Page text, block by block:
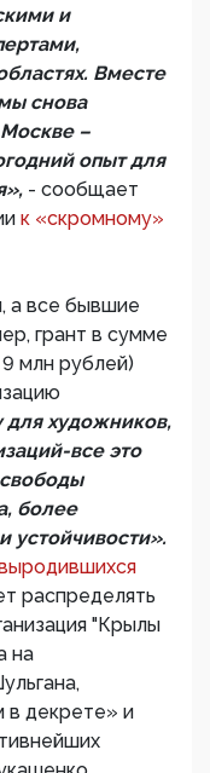
и
Вместе
снова
–
опыт для
- сообщает
к «скромному»
а все бывшие
грант в сумме
млн рублей)
для художников,
все это
более
устойчивости».
распределять
"Крылы
на
в декрете» и